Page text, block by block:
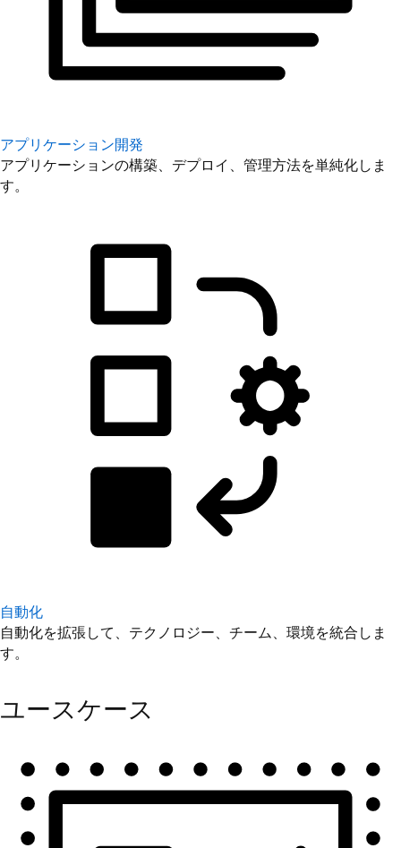
アプリケーション開発
アプリケーションの構築、デプロイ、管理方法を単純化しま
す。
自動化
自動化を拡張して、テクノロジー、チーム、環境を統合しま
す。
ユースケース